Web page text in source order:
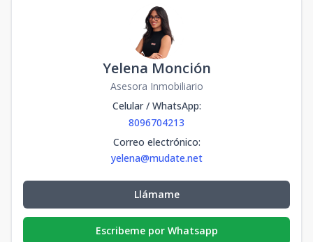
Yelena Monción
Asesora Inmobiliario
Celular / WhatsApp:
8096704213
Correo electrónico:
yelena@mudate.net
Llámame
Escribeme por Whatsapp